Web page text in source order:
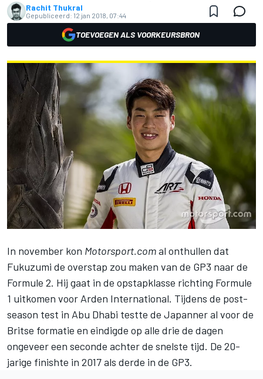
Rachit Thukral
Gepubliceerd: 12 jan 2018, 07:44
TOEVOEGEN ALS VOORKEURSBRON
In november kon Motorsport.comal onthullen dat
Fukuzumi de overstap zou maken van de GP3 naar de
Formule 2. Hij gaat in de opstapklasse richting Formule
1 uitkomen voor Arden International. Tijdens de post-
season test in Abu Dhabi testte de Japanner al voor de
Britse formatie en eindigde op alle drie de dagen
ongeveer een seconde achter de snelste tijd. De 20-
jarige finishte in 2017 als derde in de GP3.